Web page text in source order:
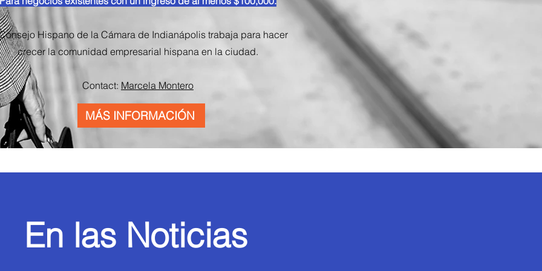
Hispano de la Cámara de Indianápolis trabaja para hacer
crecer la comunidad empresarial hispana en la ciudad.
Contact: Marcela Montero
MÁS INFORMACIÓN
En las Noticias